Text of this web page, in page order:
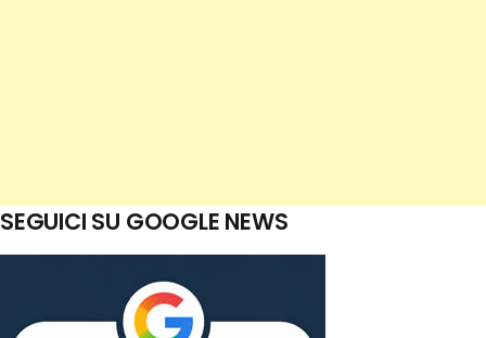
SEGUICI SU GOOGLE NEWS